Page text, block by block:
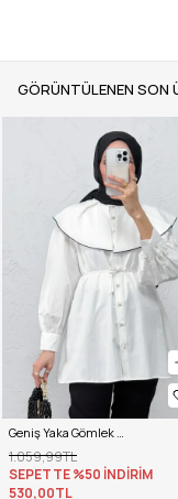
GÖRÜNTÜLENEN SON
Geniş Yaka Gömlek Y0079 - BEYAZ
1.059,99TL
SEPETTE %50 İNDİRİM
530,00TL